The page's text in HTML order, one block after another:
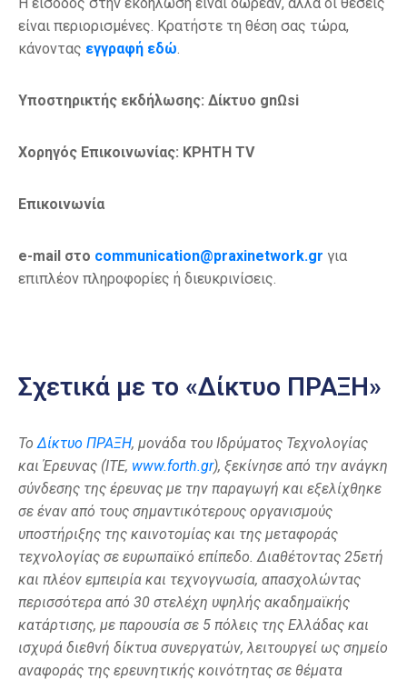
είναι περιορισμένες. Κρατήστε τη θέση σας τώρα,
κάνοντας εγγραφή εδώ
Υποστηρικτής εκδήλωσης: Δίκτυο gnΩsi
Χορηγός Επικοινωνίας: ΚΡΗΤΗ TV
Επικοινωνία
e-mail στο communication@praxinetwork.gr για
επιπλέον πληροφορίες ή διευκρινίσεις.
Σχετικά με το «Δίκτυο ΠΡΑΞΗ»
Το Δίκτυο ΠΡΑΞΗ, μονάδα του Ιδρύματος Τεχνολογίας
και Έρευνας (ΙΤΕ, www.forth.gr), ξεκίνησε από την ανάγκη
σύνδεσης της έρευνας με την παραγωγή και εξελίχθηκε
σε έναν από τους σημαντικότερους οργανισμούς
υποστήριξης της καινοτομίας και της μεταφοράς
τεχνολογίας σε ευρωπαϊκό επίπεδο. Διαθέτοντας 25ετή
και πλέον εμπειρία και τεχνογνωσία, απασχολώντας
περισσότερα από 30 στελέχη υψηλής ακαδημαϊκής
κατάρτισης, με παρουσία σε 5 πόλεις της Ελλάδας και
ισχυρά διεθνή δίκτυα συνεργατών, λειτουργεί ως σημείο
αναφοράς της ερευνητικής κοινότητας σε θέματα